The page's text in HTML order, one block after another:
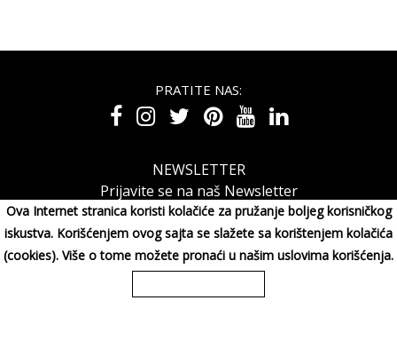
Ova Internet stranica koristi kolačiće za pružanje boljeg korisničkog
iskustva. Korišćenjem ovog sajta se slažete sa korištenjem kolačića
(cookies). Više o tome možete pronaći u našim uslovima korišćenja.
PRATITE NAS:
NEWSLETTER
Prijavite se na naš Newsletter
Srbija065/3003001